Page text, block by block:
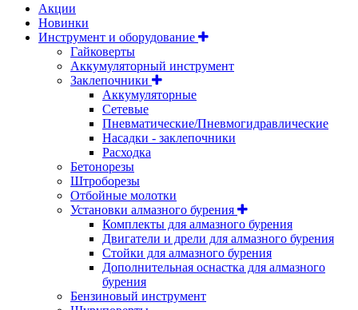
Акции
Новинки
Инструмент и оборудование
Гайковерты
Аккумуляторный инструмент
Заклепочники
Аккумуляторные
Сетевые
Пневматические/Пневмогидравлические
Насадки - заклепочники
Расходка
Бетонорезы
Штроборезы
Отбойные молотки
Установки алмазного бурения
Комплекты для алмазного бурения
Двигатели и дрели для алмазного бурения
Стойки для алмазного бурения
Дополнительная оснастка для алмазного
бурения
Бензиновый инструмент